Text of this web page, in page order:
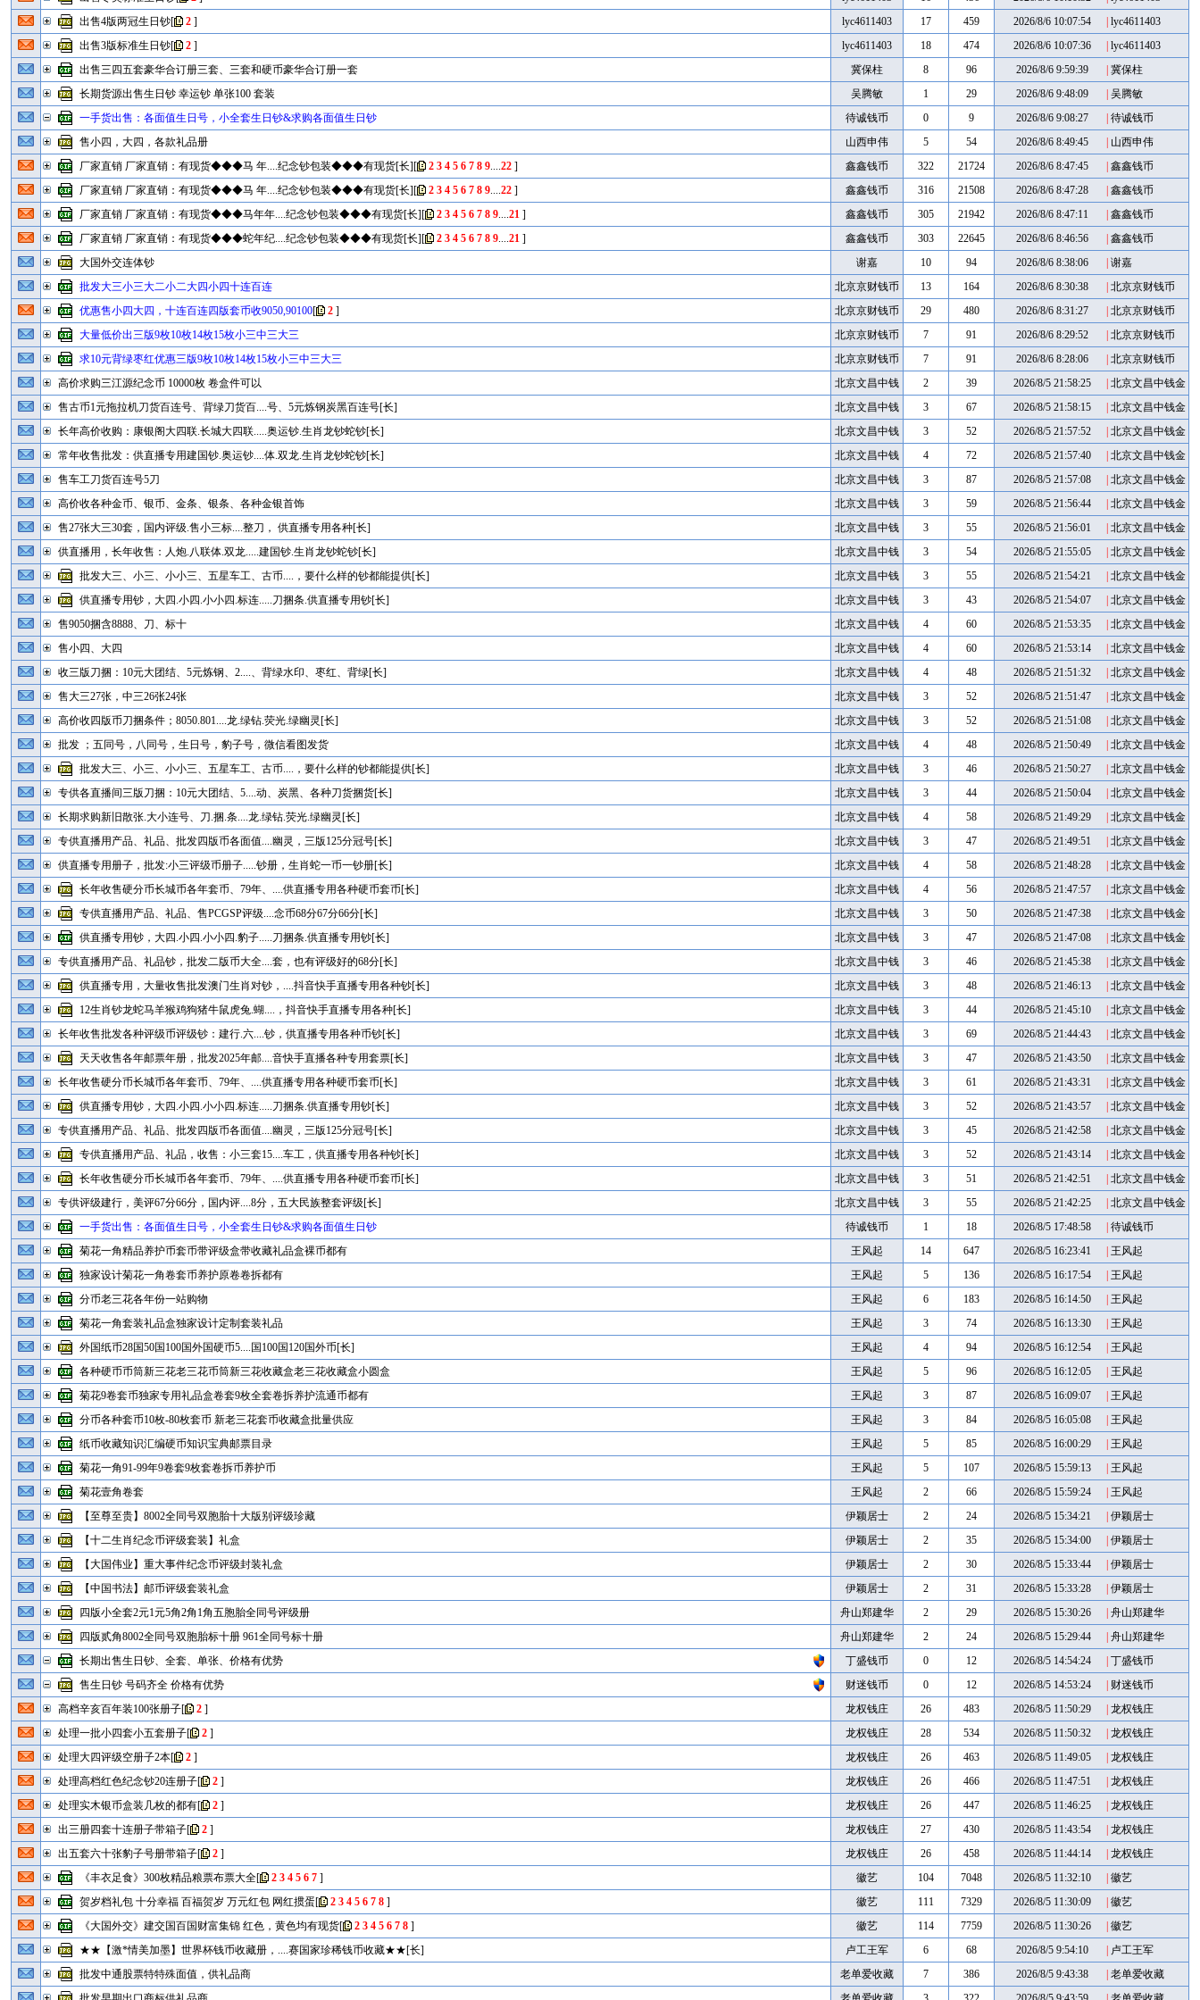
lyc4611403
17 459 2026/8/6 10:07:54 lyc4611403
出售4版两冠生日钞[ 2 ]
lyc4611403
18 474 2026/8/6 10:07:36 lyc4611403
出售3版标准生日钞[ 2 ]
冀保柱
8 96 2026/8/6 9:59:39 冀保柱
出售三四五套豪华合订册三套、三套和硬币豪华合订册一套
吴腾敏
1 29 2026/8/6 9:48:09 吴腾敏
长期货源出售生日钞 幸运钞 单张100 套装
待诚钱币
0 9 2026/8/6 9:08:27 待诚钱币
一手货出售：各面值生日号，小全套生日钞&求购各面值生日钞
山西申伟
5 54 2026/8/6 8:49:45 山西申伟
售小四，大四，各款礼品册
鑫鑫钱币
322 21724 2026/8/6 8:47:45 鑫鑫钱币
厂家直销 厂家直销：有现货◆◆◆马 年....纪念钞包装◆◆◆有现货[长][ 2 3 4 5 6 7 8 9....22 ]
鑫鑫钱币
316 21508 2026/8/6 8:47:28 鑫鑫钱币
厂家直销 厂家直销：有现货◆◆◆马 年....纪念钞包装◆◆◆有现货[长][ 2 3 4 5 6 7 8 9....22 ]
鑫鑫钱币
305 21942 2026/8/6 8:47:11 鑫鑫钱币
厂家直销 厂家直销：有现货◆◆◆马年年....纪念钞包装◆◆◆有现货[长][ 2 3 4 5 6 7 8 9....21 ]
鑫鑫钱币
303 22645 2026/8/6 8:46:56 鑫鑫钱币
厂家直销 厂家直销：有现货◆◆◆蛇年纪....纪念钞包装◆◆◆有现货[长][ 2 3 4 5 6 7 8 9....21 ]
谢嘉
10 94 2026/8/6 8:38:06 谢嘉
大国外交连体钞
北京京财钱币
13 164 2026/8/6 8:30:38 北京京财钱币
批发大三小三大二小二大四小四十连百连
北京京财钱币
29 480 2026/8/6 8:31:27 北京京财钱币
优惠售小四大四，十连百连四版套币收9050,90100[ 2 ]
北京京财钱币
7 91 2026/8/6 8:29:52 北京京财钱币
大量低价出三版9枚10枚14枚15枚小三中三大三
北京京财钱币
7 91 2026/8/6 8:28:06 北京京财钱币
求10元背绿枣红优惠三版9枚10枚14枚15枚小三中三大三
北京文昌中钱
金币
2 39 2026/8/5 21:58:25
北京文昌中钱金
币
高价求购三江源纪念币 10000枚 卷盒件可以
北京文昌中钱
金币
3 67 2026/8/5 21:58:15
北京文昌中钱金
币
售古币1元拖拉机刀货百连号、背绿刀货百....号、5元炼钢炭黑百连号[长]
北京文昌中钱
金币
3 52 2026/8/5 21:57:52
北京文昌中钱金
币
长年高价收购：康银阁大四联.长城大四联.....奥运钞.生肖龙钞蛇钞[长]
北京文昌中钱
金币
4 72 2026/8/5 21:57:40
北京文昌中钱金
币
常年收售批发：供直播专用建国钞.奥运钞....体.双龙.生肖龙钞蛇钞[长]
北京文昌中钱
金币
3 87 2026/8/5 21:57:08
北京文昌中钱金
币
售车工刀货百连号5刀
北京文昌中钱
金币
3 59 2026/8/5 21:56:44
北京文昌中钱金
币
高价收各种金币、银币、金条、银条、各种金银首饰
北京文昌中钱
金币
3 55 2026/8/5 21:56:01
北京文昌中钱金
币
售27张大三30套，国内评级.售小三标....整刀， 供直播专用各种[长]
北京文昌中钱
金币
3 54 2026/8/5 21:55:05
北京文昌中钱金
币
供直播用，长年收售：人炮.八联体.双龙.....建国钞.生肖龙钞蛇钞[长]
北京文昌中钱
金币
3 55 2026/8/5 21:54:21
北京文昌中钱金
币
批发大三、小三、小小三、五星车工、古币....，要什么样的钞都能提供[长]
北京文昌中钱
金币
3 43 2026/8/5 21:54:07
北京文昌中钱金
币
供直播专用钞，大四.小四.小小四.标连.....刀捆条.供直播专用钞[长]
北京文昌中钱
金币
4 60 2026/8/5 21:53:35
北京文昌中钱金
币
售9050捆含8888、刀、标十
北京文昌中钱
金币
4 60 2026/8/5 21:53:14
北京文昌中钱金
币
售小四、大四
北京文昌中钱
金币
4 48 2026/8/5 21:51:32
北京文昌中钱金
币
收三版刀捆：10元大团结、5元炼钢、2....、背绿水印、枣红、背绿[长]
北京文昌中钱
金币
3 52 2026/8/5 21:51:47
北京文昌中钱金
币
售大三27张，中三26张24张
北京文昌中钱
金币
3 52 2026/8/5 21:51:08
北京文昌中钱金
币
高价收四版币刀捆条件；8050.801....龙.绿钻.荧光.绿幽灵[长]
北京文昌中钱
金币
4 48 2026/8/5 21:50:49
北京文昌中钱金
币
批发 ；五同号，八同号，生日号，豹子号，微信看图发货
北京文昌中钱
金币
3 46 2026/8/5 21:50:27
北京文昌中钱金
币
批发大三、小三、小小三、五星车工、古币....，要什么样的钞都能提供[长]
北京文昌中钱
金币
3 44 2026/8/5 21:50:04
北京文昌中钱金
币
专供各直播间三版刀捆：10元大团结、5....动、炭黑、各种刀货捆货[长]
北京文昌中钱
金币
4 58 2026/8/5 21:49:29
北京文昌中钱金
币
长期求购新旧散张.大小连号、刀.捆.条....龙.绿钻.荧光.绿幽灵[长]
北京文昌中钱
金币
3 47 2026/8/5 21:49:51
北京文昌中钱金
币
专供直播用产品、礼品、批发四版币各面值....幽灵，三版125分冠号[长]
北京文昌中钱
金币
4 58 2026/8/5 21:48:28
北京文昌中钱金
币
供直播专用册子，批发:小三评级币册子.....钞册，生肖蛇一币一钞册[长]
北京文昌中钱
金币
4 56 2026/8/5 21:47:57
北京文昌中钱金
币
长年收售硬分币长城币各年套币、79年、....供直播专用各种硬币套币[长]
北京文昌中钱
金币
3 50 2026/8/5 21:47:38
北京文昌中钱金
币
专供直播用产品、礼品、售PCGSP评级....念币68分67分66分[长]
北京文昌中钱
金币
3 47 2026/8/5 21:47:08
北京文昌中钱金
币
供直播专用钞，大四.小四.小小四.豹子.....刀捆条.供直播专用钞[长]
北京文昌中钱
金币
3 46 2026/8/5 21:45:38
北京文昌中钱金
币
专供直播用产品、礼品钞，批发二版币大全....套，也有评级好的68分[长]
北京文昌中钱
金币
3 48 2026/8/5 21:46:13
北京文昌中钱金
币
供直播专用，大量收售批发澳门生肖对钞，....抖音快手直播专用各种钞[长]
北京文昌中钱
金币
3 44 2026/8/5 21:45:10
北京文昌中钱金
币
12生肖钞龙蛇马羊猴鸡狗猪牛鼠虎兔.蝴....，抖音快手直播专用各种[长]
北京文昌中钱
金币
3 69 2026/8/5 21:44:43
北京文昌中钱金
币
长年收售批发各种评级币评级钞：建行.六....钞，供直播专用各种币钞[长]
北京文昌中钱
金币
3 47 2026/8/5 21:43:50
北京文昌中钱金
币
天天收售各年邮票年册，批发2025年邮....音快手直播各种专用套票[长]
北京文昌中钱
金币
3 61 2026/8/5 21:43:31
北京文昌中钱金
币
长年收售硬分币长城币各年套币、79年、....供直播专用各种硬币套币[长]
北京文昌中钱
金币
3 52 2026/8/5 21:43:57
北京文昌中钱金
币
供直播专用钞，大四.小四.小小四.标连.....刀捆条.供直播专用钞[长]
北京文昌中钱
金币
3 45 2026/8/5 21:42:58
北京文昌中钱金
币
专供直播用产品、礼品、批发四版币各面值....幽灵，三版125分冠号[长]
北京文昌中钱
金币
3 52 2026/8/5 21:43:14
北京文昌中钱金
币
专供直播用产品、礼品，收售：小三套15....车工，供直播专用各种钞[长]
北京文昌中钱
金币
3 51 2026/8/5 21:42:51
北京文昌中钱金
币
长年收售硬分币长城币各年套币、79年、....供直播专用各种硬币套币[长]
北京文昌中钱
金币
3 55 2026/8/5 21:42:25
北京文昌中钱金
专供评级建行，美评67分66分，国内评....8分，五大民族整套评级[长]
待诚钱币
1 18 2026/8/5 17:48:58 待诚钱币
一手货出售：各面值生日号，小全套生日钞&求购各面值生日钞
王风起
14 647 2026/8/5 16:23:41 王风起
菊花一角精品养护币套币带评级盒带收藏礼品盒裸币都有
王风起
5 136 2026/8/5 16:17:54 王风起
独家设计菊花一角卷套币养护原卷卷拆都有
王风起
6 183 2026/8/5 16:14:50 王风起
分币老三花各年份一站购物
王风起
3 74 2026/8/5 16:13:30 王风起
菊花一角套装礼品盒独家设计定制套装礼品
王风起
4 94 2026/8/5 16:12:54 王风起
外国纸币28国50国100国外国硬币5....国100国120国外币[长]
王风起
5 96 2026/8/5 16:12:05 王风起
各种硬币币筒新三花老三花币筒新三花收藏盒老三花收藏盒小圆盒
王风起
3 87 2026/8/5 16:09:07 王风起
菊花9卷套币独家专用礼品盒卷套9枚全套卷拆养护流通币都有
王风起
3 84 2026/8/5 16:05:08 王风起
分币各种套币10枚-80枚套币 新老三花套币收藏盒批量供应
王风起
5 85 2026/8/5 16:00:29 王风起
纸币收藏知识汇编硬币知识宝典邮票目录
王风起
5 107 2026/8/5 15:59:13 王风起
菊花一角91-99年9卷套9枚套卷拆币养护币
王风起
2 66 2026/8/5 15:59:24 王风起
菊花壹角卷套
伊颖居士
2 24 2026/8/5 15:34:21 伊颖居士
【至尊至贵】8002全同号双胞胎十大版别评级珍藏
伊颖居士
2 35 2026/8/5 15:34:00 伊颖居士
【十二生肖纪念币评级套装】礼盒
伊颖居士
2 30 2026/8/5 15:33:44 伊颖居士
【大国伟业】重大事件纪念币评级封装礼盒
伊颖居士
2 31 2026/8/5 15:33:28 伊颖居士
【中国书法】邮币评级套装礼盒
舟山郑建华
2 29 2026/8/5 15:30:26 舟山郑建华
四版小全套2元1元5角2角1角五胞胎全同号评级册
舟山郑建华
2 24 2026/8/5 15:29:44 舟山郑建华
四版贰角8002全同号双胞胎标十册 961全同号标十册
丁盛钱币
0 12 2026/8/5 14:54:24 丁盛钱币
长期出售生日钞、全套、单张、价格有优势
财迷钱币
0 12 2026/8/5 14:53:24 财迷钱币
售生日钞 号码齐全 价格有优势
龙权钱庄
26 483 2026/8/5 11:50:29 龙权钱庄
高档辛亥百年装100张册子[ 2 ]
龙权钱庄
28 534 2026/8/5 11:50:32 龙权钱庄
处理一批小四套小五套册子[ 2 ]
龙权钱庄
26 463 2026/8/5 11:49:05 龙权钱庄
处理大四评级空册子2本[ 2 ]
龙权钱庄
26 466 2026/8/5 11:47:51 龙权钱庄
处理高档红色纪念钞20连册子[ 2 ]
龙权钱庄
26 447 2026/8/5 11:46:25 龙权钱庄
处理实木银币盒装几枚的都有[ 2 ]
龙权钱庄
27 430 2026/8/5 11:43:54 龙权钱庄
出三册四套十连册子带箱子[ 2 ]
龙权钱庄
26 458 2026/8/5 11:44:14 龙权钱庄
出五套六十张豹子号册带箱子[ 2 ]
徽艺
104 7048 2026/8/5 11:32:10 徽艺
《丰衣足食》300枚精品粮票布票大全[ 2 3 4 5 6 7 ]
徽艺
111 7329 2026/8/5 11:30:09 徽艺
贺岁档礼包 十分幸福 百福贺岁 万元红包 网红掼蛋[ 2 3 4 5 6 7 8 ]
徽艺
114 7759 2026/8/5 11:30:26 徽艺
《大国外交》建交国百国财富集锦 红色，黄色均有现货[ 2 3 4 5 6 7 8 ]
卢工王军
6 68 2026/8/5 9:54:10 卢工王军
★★【激*情美加墨】世界杯钱币收藏册，....赛国家珍稀钱币收藏★★[长]
老单爱收藏
7 386 2026/8/5 9:43:38 老单爱收藏
批发中通股票特特殊面值，供礼品商